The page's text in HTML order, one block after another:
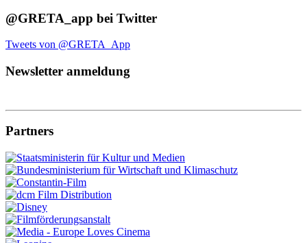
@GRETA_app bei Twitter
Tweets von @GRETA_App
Newsletter anmeldung
Partners